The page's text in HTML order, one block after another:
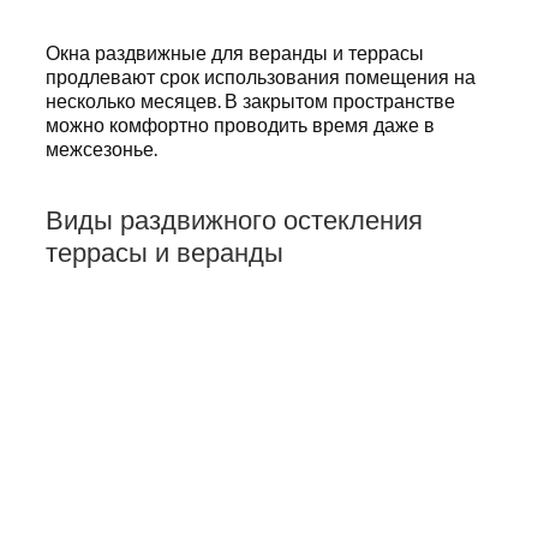
Окна раздвижные для веранды и террасы
продлевают срок использования помещения на
несколько месяцев. В закрытом пространстве
можно комфортно проводить время даже в
межсезонье.
Виды раздвижного остекления
террасы и веранды